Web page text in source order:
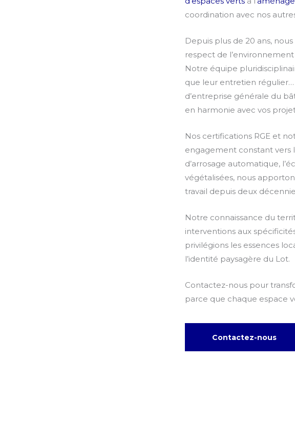
coordination avec nos
Depuis plus de 20 ans,
respect de
Notre équipe
que leur entretien
d’entreprise générale du
en harmonie avec vos
Nos certifications RGE et
engagement constant vers
d’arrosage automatique,
végétalisées, nous
travail depuis deux
Notre connaissance du
interventions aux
privilégions les essences
l’identité paysagère du Lot.
Contactez-nous pour
parce que chaque espace
Contactez-nous